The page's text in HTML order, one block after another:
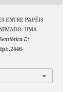
ENTRE PAPÉIS
UMA
Et